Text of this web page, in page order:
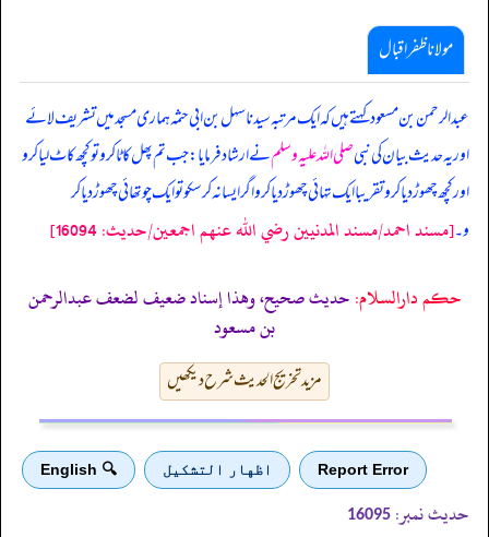
مولانا ظفر اقبال
عبدالرحمن بن مسعود کہتے ہیں کہ ایک مرتبہ سیدنا سہل بن ابی حثمہ ہماری مسجد میں تشریف لائے
اور یہ حدیث بیان کی نبیصلی اللہ علیہ وسلمنے ارشاد فرمایا: جب تم پھل کاٹا کر و تو کچھ کاٹ لیا کر و
اور کچھ چھوڑ دیا کر و تقریبا ایک تہائی چھوڑ دیا کر و اگر ایسا نہ کر سکو تو ایک چوتھائی چھوڑ دیا کر
و۔[مسند احمد/مسند المدنيين رضي الله عنهم اجمعين/حدیث: 16094]
حکم دارالسلام:حديث صحيح، وهذا إسناد ضعيف لضعف عبدالرحمن
بن مسعود
مزید تخریج الحدیث شرح دیکھیں
Report Error اظهار التشكيل 🔍 English
حدیث نمبر: 16095